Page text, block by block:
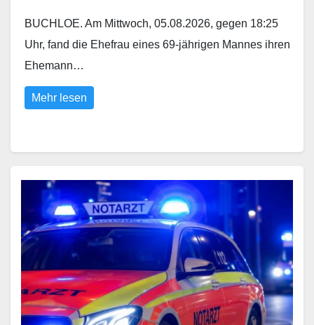
BUCHLOE. Am Mittwoch, 05.08.2026, gegen 18:25
Uhr, fand die Ehefrau eines 69-jährigen Mannes ihren
Ehemann…
Mehr lesen